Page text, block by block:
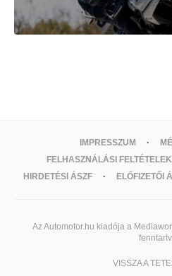
IMPRESSZUM
FELHASZNÁLÁSI FELTÉTELEK
HIRDETÉSI ÁSZF
ELŐFIZETŐI
Az Automotor.hu kiadója a
VISSZA A